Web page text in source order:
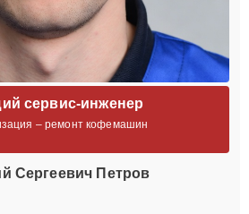
сервис-инженер
– ремонт кофемашин
Сергеевич Петров